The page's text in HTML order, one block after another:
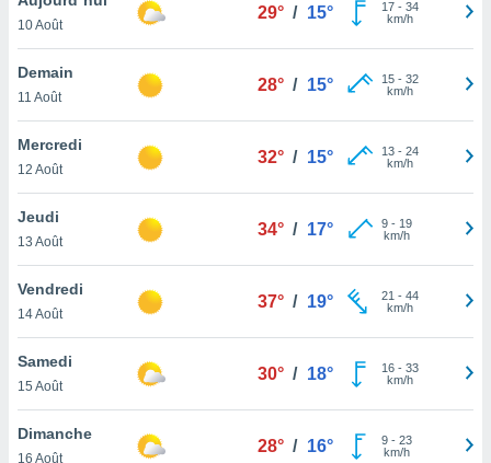
et
»,
au
vous
qu'ils
ou
le
ainsi
un
la
10 Août
29° / 15° 17- 34
km/h
Demain
11 Août
28° / 15° 15- 32
km/h
Mercredi
12 Août
32° / 15° 13- 24
km/h
Jeudi
13 Août
34° / 17° 9- 19
km/h
Vendredi
14 Août
37° / 19° 21 - 44
km/h
Samedi
15 Août
30° / 18° 16- 33
km/h
Dimanche
16 Août
28° / 16° 9- 23
km/h